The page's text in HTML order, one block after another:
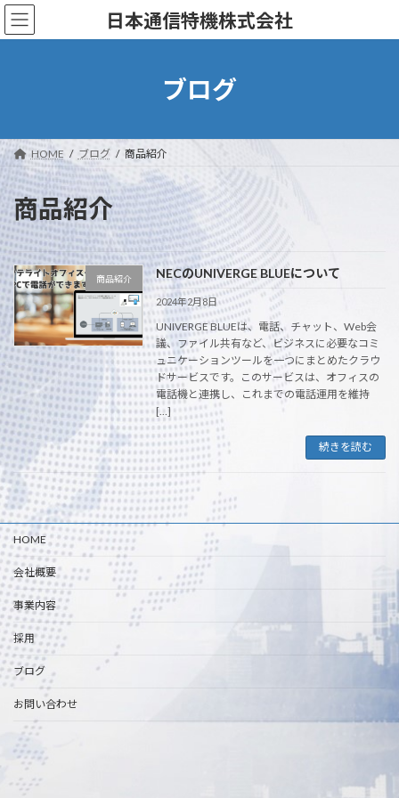
コ
ン
テ
ッ
プ
ナ
ビ
ゲ
移
動
日本通信特機株式会社
ブログ
HOME ブログ 商品紹介
商品紹介
商品紹介 NECのUNIVERGE BLUEについて
2024年2月8日
UNIVERGE BLUEは、電話、チャット、Web会
議、ファイル共有など、ビジネスに必要なコミ
ュニケーションツールを一つにまとめたクラウ
ドサービスです。このサービスは、オフィスの
電話機と連携し、これまでの電話運用を維持
[…]
続きを読む
HOME
会社概要
事業内容
採用
ブログ
お問い合わせ